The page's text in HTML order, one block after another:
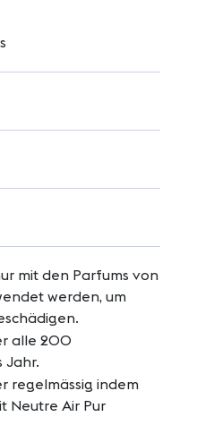
mit den Parfums von
werden, um
alle 200
Jahr.
regelmässig indem
Neutre Air Pur